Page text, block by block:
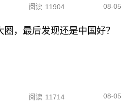
阅读 11904 08-05
，最后发现还是中国好？
阅读 11714 08-05